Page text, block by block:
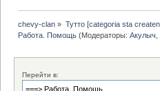
chevy-clan » Тутто [categoria sta
Работа. Помощь (Модераторы:Акулыч
Перейти в: